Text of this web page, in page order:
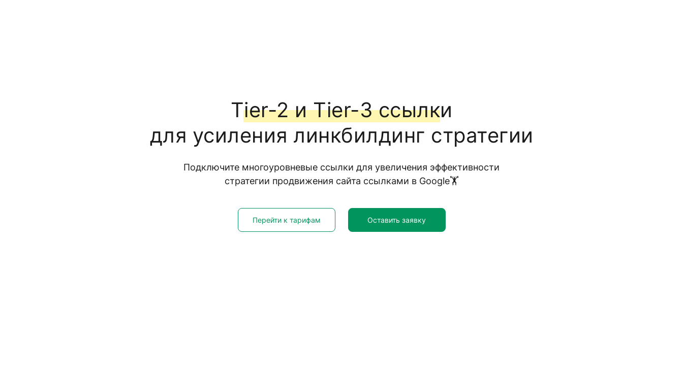
Tier-2 и Tier-3 ссылки
для усиления линкбилдинг стратегии
Подключите многоуровневые ссылки для увеличения эффективности
стратегии продвижения сайта ссылками в Google🏋️
Перейти к тарифам Оставить заявку